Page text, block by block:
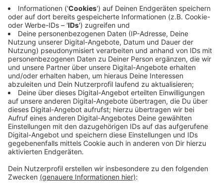
Giesinger ging es genauso. Vor drei Jahren erschien
„Die Reise“, sein drittes Album, mit dem er einen
Sommer und vier andere Jahreszeiten lang durch die
Gegend zog, bis Corona der Sache ein vorläufiges Ende
bereitete. Und Max begriff: Das ist okay so. Es war
eine perfekte Zusammenfassung seiner eigenen Reise
durch die (Musik-)Welt, der Schlusspunkt einer
Trilogie.
Wenn etwas aufhört, beginnt etwas Neues. Und
Reisen enden in der Regel dort, wo man zuhause ist.
Und so muss man laut Max Giesinger "Vier" sehen. Oder
vielmehr: hören. "Vier" ist nämlich das vierte Album von
Max Giesinger. Ein Neubeginn, ein Ankommen bei sich
selbst, ein Trip in die Untiefen der eigenen Seele.